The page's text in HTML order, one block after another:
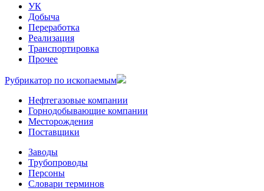
УК
Добыча
Переработка
Реализация
Транспортировка
Прочее
Рубрикатор по ископаемым
Нефтегазовые компании
Горнодобывающие компании
Месторождения
Поставщики
Заводы
Трубопроводы
Персоны
Словари терминов